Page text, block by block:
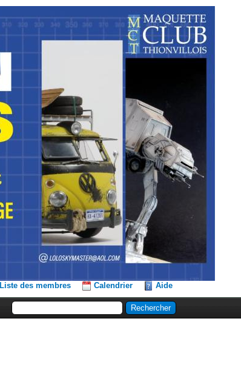
Liste des membres Calendrier Aide